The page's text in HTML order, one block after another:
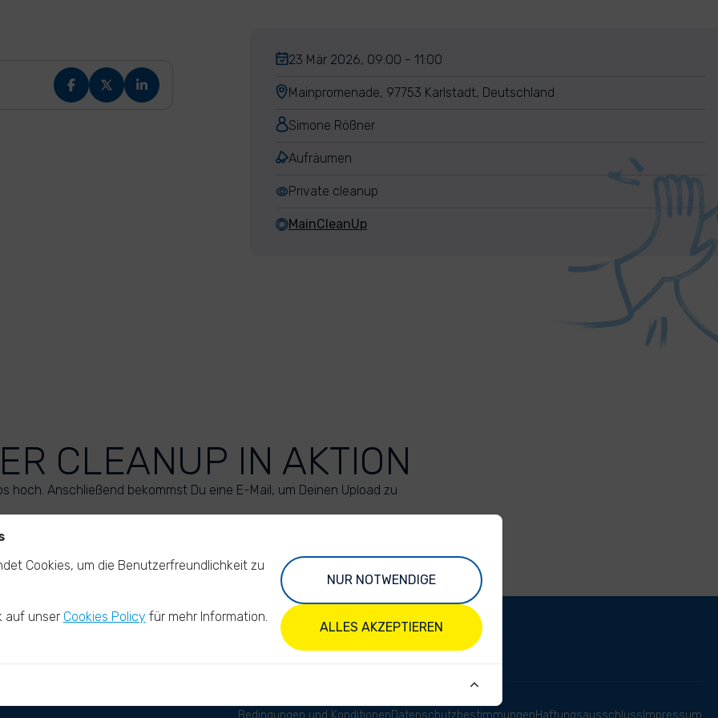
23 Mär 2026, 09:00 - 11:00
Mainpromenade, 97753 Karlstadt, Deutschland
Simone Rößner
Aufräumen
Private cleanup
MainCleanUp
CLEANUP IN AKTION
hoch. Anschließend bekommst Du eine E-Mail, um Deinen Upload zu
Bedingungen und KonditionenDatenschutzbestimmungenHaftungsausschluss Impressum
Cookies, um die Benutzerfreundlichkeit zu
auf unser Cookies Policy für mehr Information.
NUR NOTWENDIGE
ALLES AKZEPTIEREN